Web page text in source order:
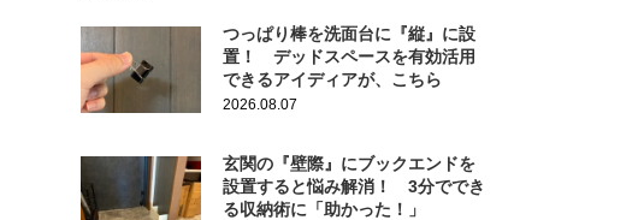
つっぱり棒を洗面台に『縦』に設
置！ デッドスペースを有効活用
できるアイディアが、こちら
2026.08.07
玄関の『壁際』にブックエンドを
設置すると悩み解消！ 3分ででき
る収納術に「助かった！」